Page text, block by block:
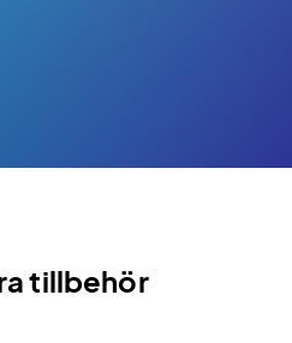
tillbehör